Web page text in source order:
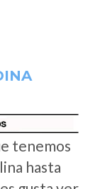
tenemos
hasta